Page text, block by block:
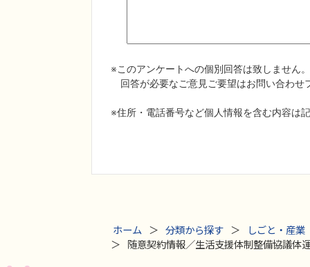
ホーム 分類から探す しごと・産業
随意契約情報／生活支援体制整備協議体